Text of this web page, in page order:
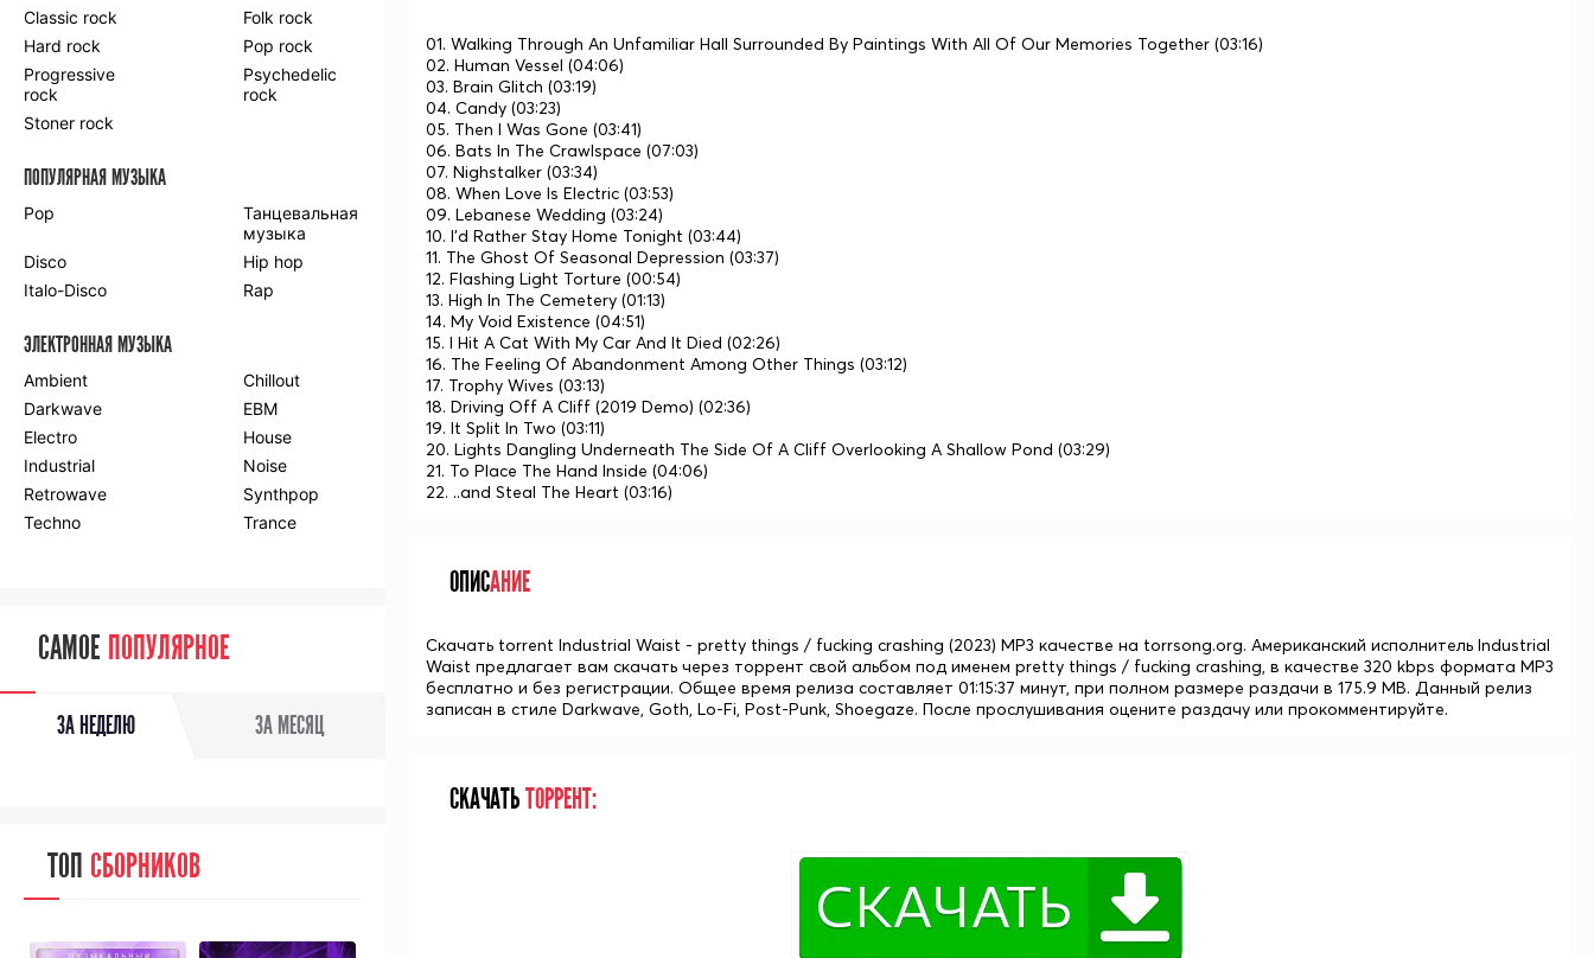
01. Walking Through An Unfamiliar Hall Surrounded By Paintings With All Of Our Memories Together (03:16)
02. Human Vessel (04:06)
03. Brain Glitch (03:19)
04. Candy (03:23)
05. Then I Was Gone (03:41)
06. Bats In The Crawlspace (07:03)
07. Nighstalker (03:34)
08. When Love Is Electric (03:53)
09. Lebanese Wedding (03:24)
10. I'd Rather Stay Home Tonight (03:44)
11. The Ghost Of Seasonal Depression (03:37)
12. Flashing Light Torture (00:54)
13. High In The Cemetery (01:13)
14. My Void Existence (04:51)
15. I Hit A Cat With My Car And It Died (02:26)
16. The Feeling Of Abandonment Among Other Things (03:12)
17. Trophy Wives (03:13)
18. Driving Off A Cliff (2019 Demo) (02:36)
19. It Split In Two (03:11)
20. Lights Dangling Underneath The Side Of A Cliff Overlooking A Shallow Pond (03:29)
21. To Place The Hand Inside (04:06)
22. ..and Steal The Heart (03:16)
ОПИСАНИЕ
Скачать torrent Industrial Waist - pretty things / fucking crashing (2023) MP3 качестве на torrsong.org. Американский исполнитель Industrial
Waist предлагает вам скачать через торрент свой альбом под именем pretty things / fucking crashing, в качестве 320 kbps формата MP3
бесплатно и без регистрации. Общее время релиза составляет 01:15:37 минут, при полном размере раздачи в 175.9 MB. Данный релиз
записан в стиле Darkwave, Goth, Lo-Fi, Post-Punk, Shoegaze. После прослушивания оцените раздачу или прокомментируйте.
СКАЧАТЬТОРРЕНТ:
Classic rock
Folk rock
Hard rock
Pop rock
Progressive
rock
Psychedelic
rock
Stoner rock
ПОПУЛЯРНАЯ МУЗЫКА
Pop
Танцевальная
музыка
Disco
Hip hop
Italo-Disco
Rap
ЭЛЕКТРОННАЯ МУЗЫКА
Ambient
Chillout
Darkwave
EBM
Electro
House
Industrial
Noise
Retrowave
Synthpop
Techno
Trance
САМОЕ ПОПУЛЯРНОЕ
ЗА НЕДЕЛЮ ЗА МЕСЯЦ
ТОП СБОРНИКОВ